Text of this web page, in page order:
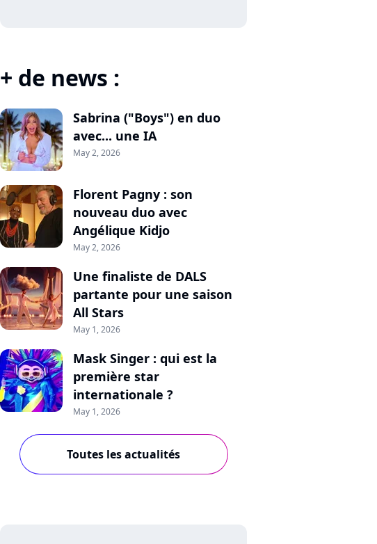
+ de news :
Sabrina ("Boys") en duo
avec... une IA
May 2, 2026
Florent Pagny : son
nouveau duo avec
Angélique Kidjo
May 2, 2026
Une finaliste de DALS
partante pour une saison
All Stars
May 1, 2026
Mask Singer : qui est la
première star
internationale ?
May 1, 2026
Toutes les actualités